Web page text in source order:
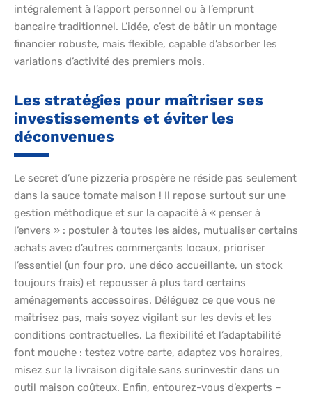
intégralement à l’apport personnel ou à l’emprunt
bancaire traditionnel. L’idée, c’est de bâtir un montage
financier robuste, mais flexible, capable d’absorber les
variations d’activité des premiers mois.
Les stratégies pour maîtriser ses
investissements et éviter les
déconvenues
Le secret d’une pizzeria prospère ne réside pas seulement
dans la sauce tomate maison ! Il repose surtout sur une
gestion méthodique et sur la capacité à « penser à
l’envers » : postuler à toutes les aides, mutualiser certains
achats avec d’autres commerçants locaux, prioriser
l’essentiel (un four pro, une déco accueillante, un stock
toujours frais) et repousser à plus tard certains
aménagements accessoires. Déléguez ce que vous ne
maîtrisez pas, mais soyez vigilant sur les devis et les
conditions contractuelles. La flexibilité et l’adaptabilité
font mouche : testez votre carte, adaptez vos horaires,
misez sur la livraison digitale sans surinvestir dans un
outil maison coûteux. Enfin, entourez-vous d’experts –